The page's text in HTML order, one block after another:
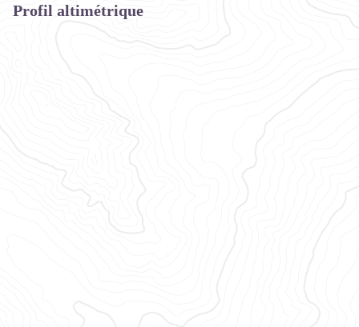
Profil altimétrique